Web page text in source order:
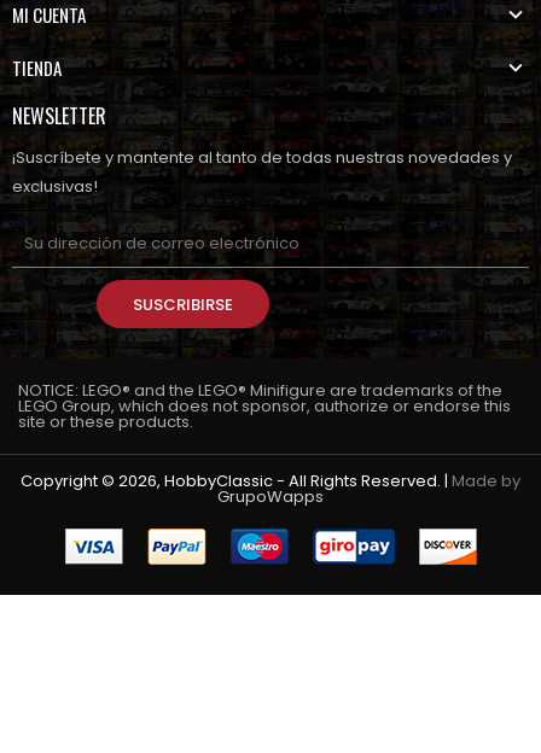
MI CUENTA
TIENDA
NEWSLETTER
¡Suscríbete y mantente al tanto de todas nuestras novedades y
exclusivas!
SUSCRIBIRSE
NOTICE: LEGO® and the LEGO® Minifigure are trademarks of the
LEGO Group, which does not sponsor, authorize or endorse this
site or these products.
Copyright © 2026, HobbyClassic - All Rights Reserved. | Made by
GrupoWapps